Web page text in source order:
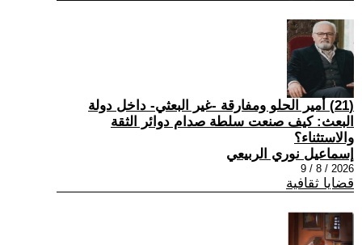
(21) أمير الحلو ومفارقة -غير البعثي- داخل دولة
البعث: كيف صنعت سلطة صدام دوائر الثقة
والاستثناء؟
إسماعيل نوري الربيعي
2026 / 8 / 9
قضايا ثقافية